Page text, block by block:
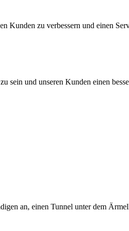
Kunden zu verbessern und einen
sein und unseren Kunden einen
an, einen Tunnel unter dem